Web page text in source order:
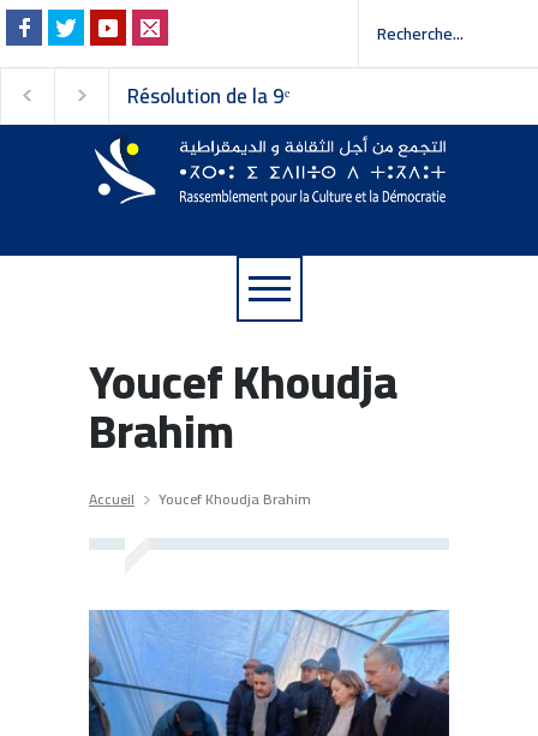
Résolution de la 9ᵉ
session du Conseil
national du
Rassemblement pour la
Culture et la Démocratie
إلى وسائل الإعلام
Youcef Khoudja
Brahim
Accueil Youcef Khoudja Brahim